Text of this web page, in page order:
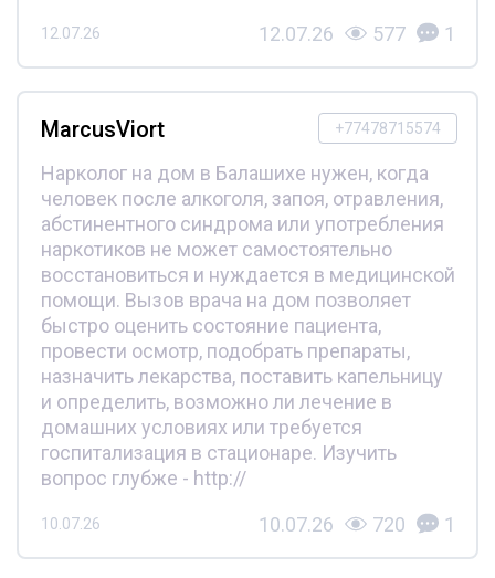
12.07.26 12.07.26 577 1
+77478715574
MarcusViort
Нарколог на дом в Балашихе нужен, когда
человек после алкоголя, запоя, отравления,
абстинентного синдрома или употребления
наркотиков не может самостоятельно
восстановиться и нуждается в медицинской
помощи. Вызов врача на дом позволяет
быстро оценить состояние пациента,
провести осмотр, подобрать препараты,
назначить лекарства, поставить капельницу
и определить, возможно ли лечение в
домашних условиях или требуется
госпитализация в стационаре. Изучить
вопрос глубже - http://
10.07.26 10.07.26 720 1